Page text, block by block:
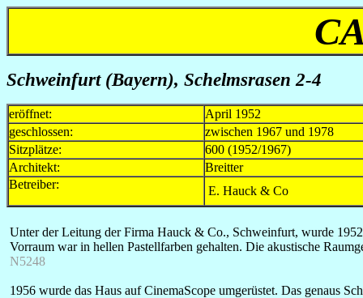
Schweinfurt (Bayern), Schelmsrasen 2-4
eröffnet:
April 1952
geschlossen:
zwischen 1967 und 1978
Sitzplätze:
600 (1952/1967)
Architekt:
Breitter
Betreiber:
E. Hauck & Co
Unter der Leitung der Firma Hauck & Co., Schweinfurt, wurde
Vorraum war in hellen Pastellfarben gehalten. Die akustische
N5248
1956 wurde das Haus auf CinemaScope umgerüstet. Das genaus